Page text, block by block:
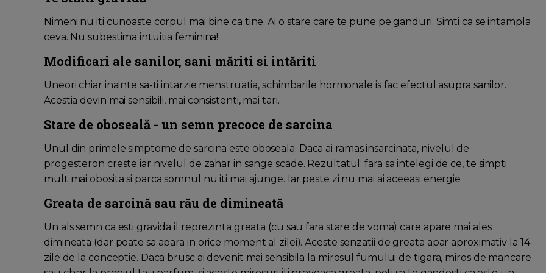
Nimeni nu iti cunoaste corpul mai bine ca tine. Ai o stare care te pune pe ganduri. Simti ca se intampla
ceva. Nu subestima intuitia feminina!
Modificari ale sanilor, sani măriti si intăriti
Uneori chiar inainte sa-ti intarzie menstruatia, schimbarile hormonale is fac efectul asupra sanilor.
Acestia devin mai sensibili, mai consistenti, mai tari.
Stare de oboseală - un semn precoce de sarcina
Unul din primele simptome de sarcina este oboseala. Daca ai ramas insarcinata, nivelul de
progesteron creste iar nivelul de zahar in sange scade. Rezultatul: fara sa intelegi de ce, te simpti
mult mai obosita si parca somnul nu iti mai ajunge. Iar peste zi nu mai ai aceeasi energie
Greata de sarcină sau rău de dimineată
Un als semn ca esti gravida il reprezinta greata (cu sau fara stare de voma) care apare mai ales
dimineata (dar poate sa apara in orice moment al zilei). Aceste senzatii de greata apar aproximativ la 14
zile de la conceptie. Daca brusc ai devenit mai sensibila la mirosul fumului de tigara, miros de mancare